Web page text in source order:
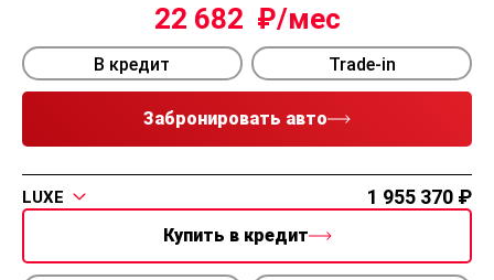
22 682
В кредит Trade-in
Забронировать авто
LUXE 1 955 370
Купить в кредит